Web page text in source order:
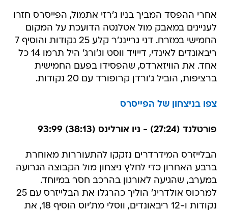
אחרי ההפסד המביך בניו ג'רזי אתמול, הפייסרס חזרו
לעניינים במאבק מול אטלנטה הדועכת על המקום
החמישי במזרח. דני גריינג'ר קלע 25 נקודות והוסיף 7
ריבאונדים לאינדי, דייויד ווסט וג'ורג' היל תרמו 14 כל
אחד. את הוויזארדס, שהפסידו בפעם החמישית
ברציפות, הוביל ג'ורדן קרופורד עם 20 נקודות.
צפו בניצחון של הפייסרס
פורטלנד (27:24) - ניו אורלינס (38:13) 93:99
הבלייזרס המידרדרים נזקקו להתעוררות מאוחרת
ברבע האחרון כדי לחלץ ניצחון מול הקבוצה הגרועה
במערב, שהגיעה לאורגון בהרכב חסר במיוחד.
למרכוס אולדריג' הוליך כהרגלו את הבלייזרס עם 25
נקודות ו-12 ריבאונדים, ווסלי מת'יוס הוסיף 18, את